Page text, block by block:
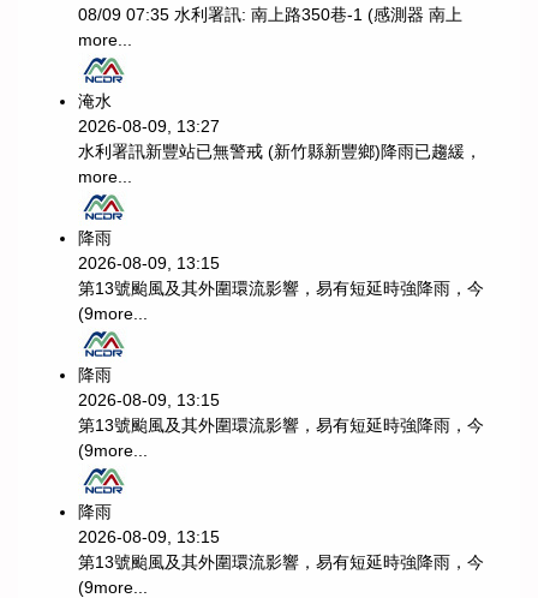
08/09 07:35 水利署訊: 南上路350巷-1 (感測器 南上
more...
淹水
2026-08-09, 13:27
水利署訊新豐站已無警戒 (新竹縣新豐鄉)降雨已趨緩，
more...
降雨
2026-08-09, 13:15
第13號颱風及其外圍環流影響，易有短延時強降雨，今
(9more...
降雨
2026-08-09, 13:15
第13號颱風及其外圍環流影響，易有短延時強降雨，今
(9more...
降雨
2026-08-09, 13:15
第13號颱風及其外圍環流影響，易有短延時強降雨，今
(9more...